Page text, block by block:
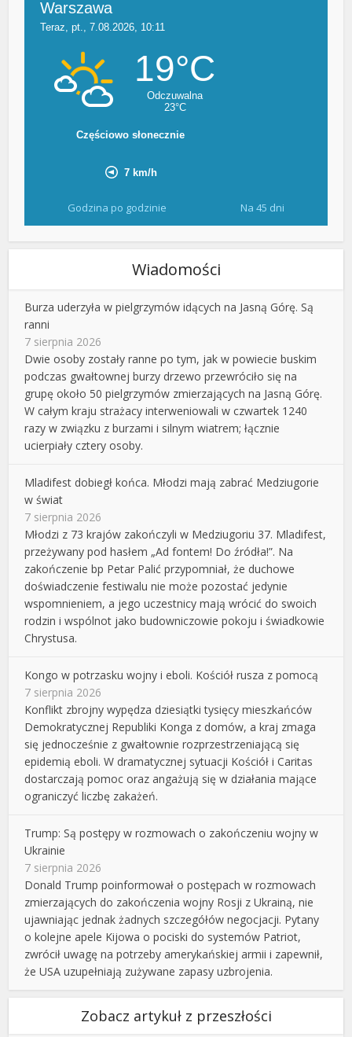
Godzina po godzinie Na 45 dni
Wiadomości
Burza uderzyła w pielgrzymów idących na Jasną Górę. Są
ranni
7 sierpnia 2026
Dwie osoby zostały ranne po tym, jak w powiecie buskim
podczas gwałtownej burzy drzewo przewróciło się na
grupę około 50 pielgrzymów zmierzających na Jasną Górę.
W całym kraju strażacy interweniowali w czwartek 1240
razy w związku z burzami i silnym wiatrem; łącznie
ucierpiały cztery osoby.
Mladifest dobiegł końca. Młodzi mają zabrać Medziugorie
w świat
7 sierpnia 2026
Młodzi z 73 krajów zakończyli w Medziugoriu 37. Mladifest,
przeżywany pod hasłem „Ad fontem! Do źródła!”. Na
zakończenie bp Petar Palić przypomniał, że duchowe
doświadczenie festiwalu nie może pozostać jedynie
wspomnieniem, a jego uczestnicy mają wrócić do swoich
rodzin i wspólnot jako budowniczowie pokoju i świadkowie
Chrystusa.
Kongo w potrzasku wojny i eboli. Kościół rusza z pomocą
7 sierpnia 2026
Konflikt zbrojny wypędza dziesiątki tysięcy mieszkańców
Demokratycznej Republiki Konga z domów, a kraj zmaga
się jednocześnie z gwałtownie rozprzestrzeniającą się
epidemią eboli. W dramatycznej sytuacji Kościół i Caritas
dostarczają pomoc oraz angażują się w działania mające
ograniczyć liczbę zakażeń.
Trump: Są postępy w rozmowach o zakończeniu wojny w
Ukrainie
7 sierpnia 2026
Donald Trump poinformował o postępach w rozmowach
zmierzających do zakończenia wojny Rosji z Ukrainą, nie
ujawniając jednak żadnych szczegółów negocjacji. Pytany
o kolejne apele Kijowa o pociski do systemów Patriot,
zwrócił uwagę na potrzeby amerykańskiej armii i zapewnił,
że USA uzupełniają zużywane zapasy uzbrojenia.
Zobacz artykuł z przeszłości